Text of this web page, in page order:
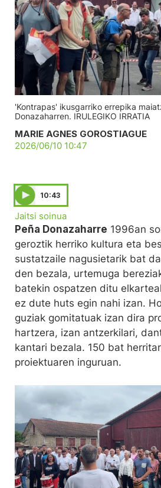
'Kontrapas' ikusgarriko errepika
Donazaharren. IRULEGIKO IRRATIA
MARIE AGNES GOROSTIAGUE
2026/06/10 10:47
10:43
Jaitsi soinua
Peña Donazaharre 1996an
geroztik herriko kultura eta
sustatzaile nagusietarik bat
den bezala, urtemuga
batekin ospatzen ditu
ez dute huts egin nahi izan.
guziak gomitatuak izan dira
hartzera, izan antzerkilari,
kantari bezala. 150 bat
proiektuaren inguruan.